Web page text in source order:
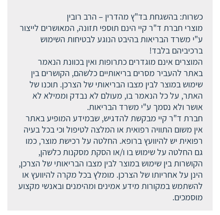
כשרות: בהשגחת בד"ץ מהדרין – הרב רובין
מוצרי חברת ד"ר קיי הינם תוספי תזונה, המאושרים לייצור
ע"י משרד הבריאות בהיבט הנוגע לבטיחות השימוש
ברכיביהם בלבד!
המוצרים אינם מוגדרים כתרופות ואין בכוונת הנאמר
באתר להעביר מסרים בריאותיים כלשהם, הקושרים בין
שימוש במוצר לבין מצבו הבריאותי של הצרכן. תוכנו של
האתר, על כל הנאמר בו, מעולם לא נבדק וממילא לא
אושר ולא נסמך ע"י משרד הבריאות.
חברת ד"ר קיי מבקשת להדגיש, שבמידע המופיע באתר
אין משום התוויה רפואית או המלצה לטיפול וכי בכל בעיה
רפואית יש להיוועץ ברופא. החלטה על רכישת מוצר, כמו
גם החלטה על שימוש בו ו/או הסקת מסקנות כלשהן,
הקושרות בין שימוש במוצר לבין מצבו הבריאותי של הצרכן,
הינן על אחריותו של הצרכן. מומלץ בכל מקרה להיוועץ או
להשתמש במקורות מידע אמינים ומהימנים ובאנשי מקצוע
מוסמכים.